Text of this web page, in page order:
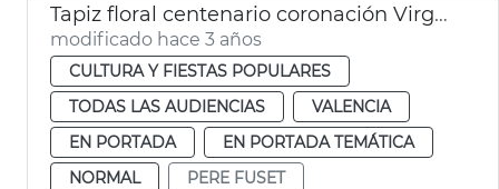
Tapiz floral centenario coronación Virgen de los Desamparados
modificado hace 3 años
CULTURA Y FIESTAS POPULARES
TODAS LAS AUDIENCIAS
VALENCIA
EN PORTADA
EN PORTADA TEMÁTICA
NORMAL
PERE FUSET